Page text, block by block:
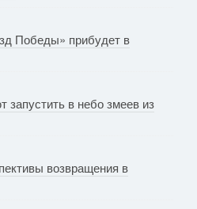
Победы» прибудет в
запустить в небо змеев из
возвращения в